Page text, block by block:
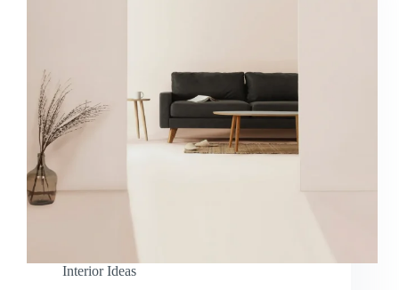
Interior Ideas